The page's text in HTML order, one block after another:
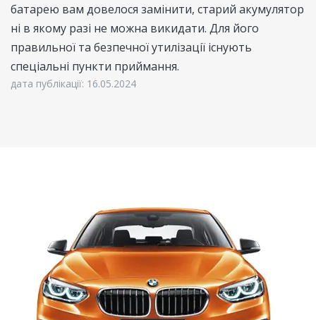
батарею вам довелося замінити, старий акумулятор
ні в якому разі не можна викидати. Для його
правильної та безпечної утилізації існують
спеціальні пункти приймання.
дата публікації: 16.05.2024